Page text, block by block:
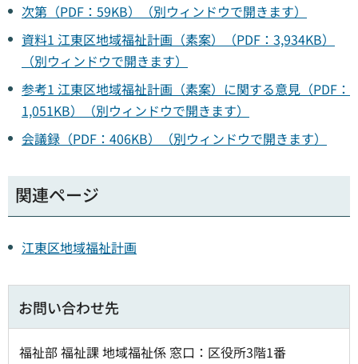
次第（PDF：59KB）（別ウィンドウで開きます）
資料1 江東区地域福祉計画（素案）（PDF：3,934KB）
（別ウィンドウで開きます）
参考1 江東区地域福祉計画（素案）に関する意見（PDF：
1,051KB）（別ウィンドウで開きます）
会議録（PDF：406KB）（別ウィンドウで開きます）
関連ページ
江東区地域福祉計画
お問い合わせ先
福祉部 福祉課 地域福祉係 窓口：区役所3階1番